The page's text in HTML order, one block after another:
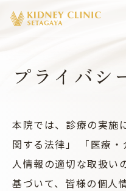
プライバシ
本院では、診療の実施
関する法律」 「医療
人情報の適切な取扱い
基づいて、皆様の個人